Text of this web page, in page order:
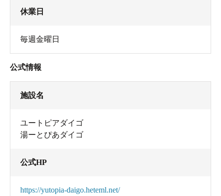
休業日
毎週金曜日
公式情報
施設名
ユートピアダイゴ
湯ーとぴあダイゴ
公式HP
https://yutopia-daigo.heteml.net/